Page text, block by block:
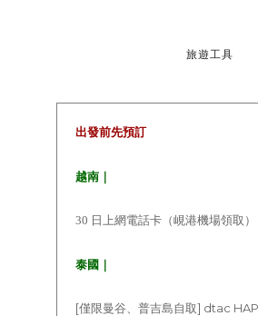
旅遊工具
出發前先預訂
越南｜
30 日上網電話卡（峴港機場領取）
泰國｜
[僅限曼谷、普吉島自取] dtac